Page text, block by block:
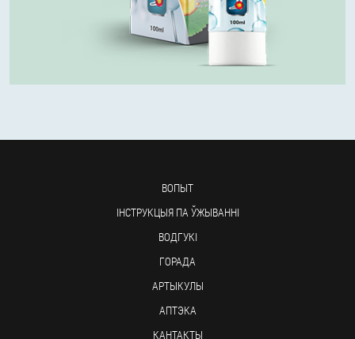
ВОПЫТ
ІНСТРУКЦЫЯ ПА ЎЖЫВАННІ
ВОДГУКІ
ГОРАДА
АРТЫКУЛЫ
АПТЭКА
КАНТАКТЫ